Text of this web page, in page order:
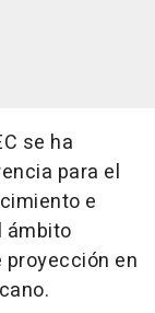
se ha
para el
e
ámbito
en